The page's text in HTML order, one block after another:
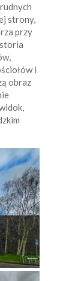
strony,
przy
i
obraz